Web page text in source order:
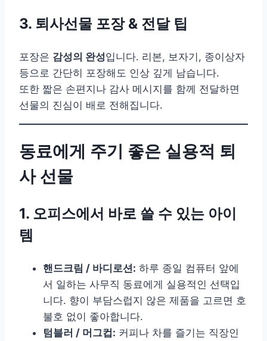
3. 퇴사선물 포장 & 전달 팁
포장은 감성의 완성입니다. 리본, 보자기, 종이상자
등으로 간단히 포장해도 인상 깊게 남습니다.
또한 짧은 손편지나 감사 메시지를 함께 전달하면
선물의 진심이 배로 전해집니다.
동료에게 주기 좋은 실용적 퇴
사 선물
1. 오피스에서 바로 쓸 수 있는 아이
템
핸드크림 / 바디로션: 하루 종일 컴퓨터 앞에
서 일하는 사무직 동료에게 실용적인 선택입
니다. 향이 부담스럽지 않은 제품을 고르면 호
불호 없이 좋아합니다.
텀블러 / 머그컵: 커피나 차를 즐기는 직장인